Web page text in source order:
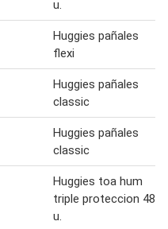
u.
Huggies pañales
flexi
Huggies pañales
classic
Huggies pañales
classic
Huggies toa hum
triple proteccion 48
u.